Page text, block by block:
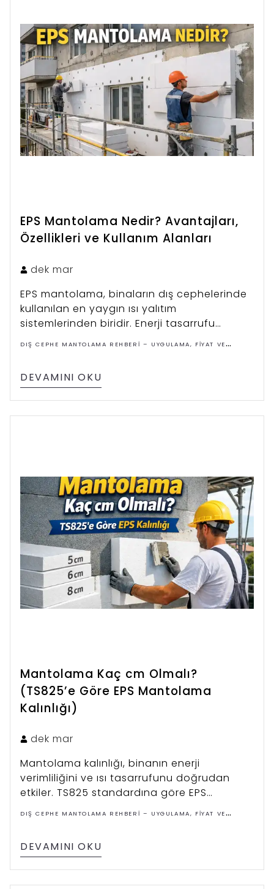
EPS Mantolama Nedir? Avantajları,
Özellikleri ve Kullanım Alanları
dek mar
EPS mantolama, binaların dış cephelerinde
kullanılan en yaygın ısı yalıtım
sistemlerinden biridir. Enerji tasarrufu
sağlayan bu sistem, ısı kaybını azaltarak
konforlu yaşam alanları oluşturur.
DIŞ CEPHE MANTOLAMA REHBERI – UYGULAMA, FIYAT VE
DEVAMINI OKU
Mantolama Kaç cm Olmalı?
(TS825’e Göre EPS Mantolama
Kalınlığı)
dek mar
Mantolama kalınlığı, binanın enerji
verimliliğini ve ısı tasarrufunu doğrudan
etkiler. TS825 standardına göre EPS
mantolama genellikle 5–8 cm arası
uygulanır.
DIŞ CEPHE MANTOLAMA REHBERI – UYGULAMA, FIYAT VE
DEVAMINI OKU